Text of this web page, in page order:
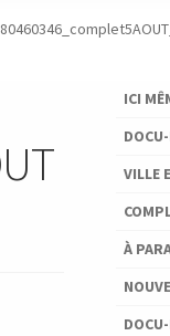
ICI
VILLE
À